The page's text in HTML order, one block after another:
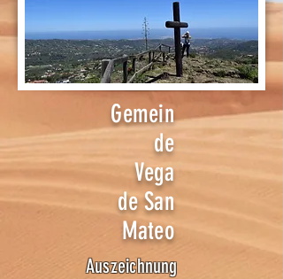
Gemein
de
Vega
de San
Mateo
Auszeichnung